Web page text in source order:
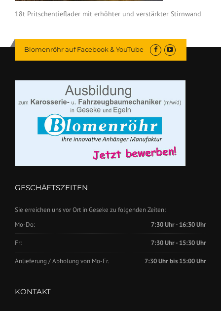
18t Pritschentieflader mit erhöhter und verstärkter Stirnwand
Blomenröhr auf Facebook & YouTube
GESCHÄFTSZEITEN
Sie erreichen uns vor Ort in Geseke zu folgenden Zeiten:
Mo-Do:
7:30 Uhr - 16:30 Uhr
Fr: 7:30 Uhr - 15:30 Uhr
Anlieferung / Abholung von Mo-Fr. 7:30 Uhr bis 15:00 Uhr
KONTAKT